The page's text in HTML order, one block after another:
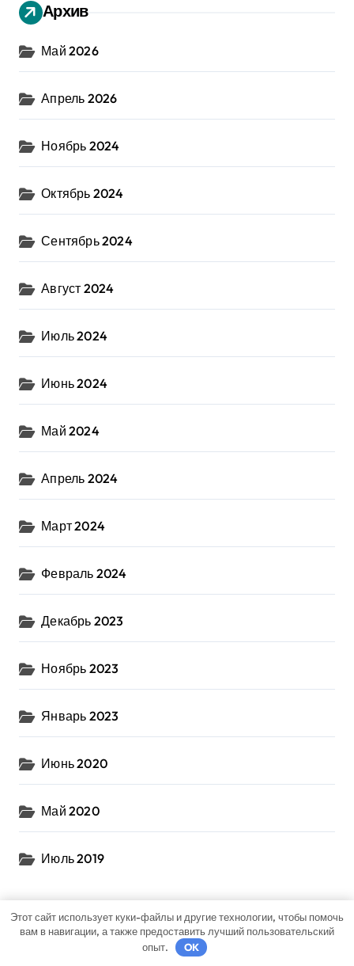
Архив
Май 2026
Апрель 2026
Ноябрь 2024
Октябрь 2024
Сентябрь 2024
Август 2024
Июль 2024
Июнь 2024
Май 2024
Апрель 2024
Март 2024
Февраль 2024
Декабрь 2023
Ноябрь 2023
Январь 2023
Июнь 2020
Май 2020
Июль 2019
Рубрики
Этот сайт использует куки-файлы и другие технологии, чтобы помочь
вам в навигации, а также предоставить лучший пользовательский
опыт.
OK